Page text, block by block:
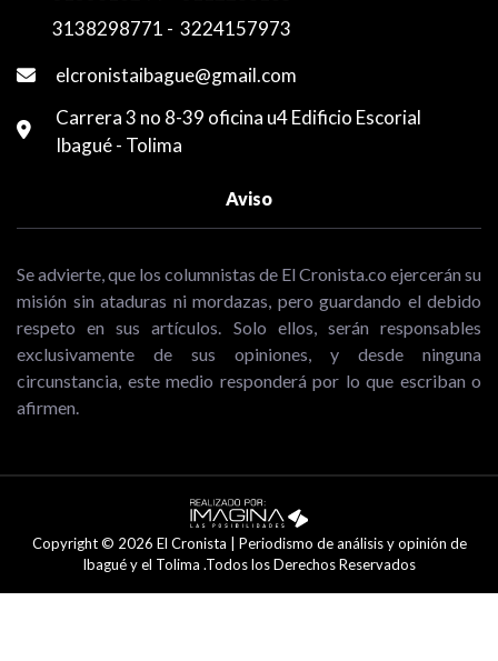
3138298771 - 3224157973
elcronistaibague@gmail.com
Carrera 3 no 8-39 oficina u4 Edificio Escorial
Ibagué - Tolima
Aviso
Se advierte, que los columnistas de El Cronista.co ejercerán su
misión sin ataduras ni mordazas, pero guardando el debido
respeto en sus artículos. Solo ellos, serán responsables
exclusivamente de sus opiniones, y desde ninguna
circunstancia, este medio responderá por lo que escriban o
afirmen.
Copyright © 2026 El Cronista | Periodismo de análisis y opinión de
Ibagué y el Tolima .Todos los Derechos Reservados